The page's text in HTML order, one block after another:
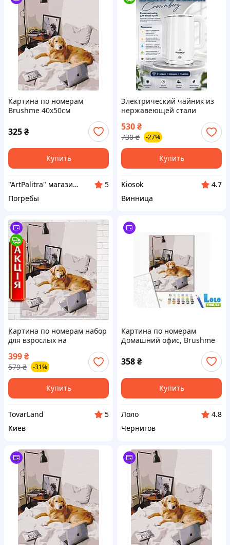
Картина по номерам
Brushme 40x50см
"Домашний офис" BS52477
325₴
Купить
"ArtPalitra" магазин хобби и рукоделия
5
Погребы
Электрический чайник из
нержавеющей стали
домашний с индикатором
уровня воды,
Качественные бесшумные
электрочайники для офиса
Crow
530₴
730 ₴ -27%
Купить
Kiosok
4.7
Винница
Картина по номерам набор
для взрослых на
деревянной основе 40x50
Домашний офис средней
сложности
399₴
579 ₴ -31%
Купить
TovarLand
5
Киев
Картина по номерам
Домашний офис, Brushme
358₴
Купить
Лоло
4.8
Чернигов